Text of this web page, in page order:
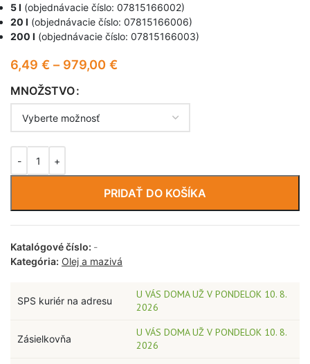
5 l (objednávacie číslo: 07815166002)
20 l (objednávacie číslo: 07815166006)
200 l (objednávacie číslo: 07815166003)
6,49 € – 979,00 €
MNOŽSTVO
PRIDAŤ DO KOŠÍKA
Katalógové číslo: -
Kategória: Olej a mazivá
SPS kuriér na adresu
U VÁS DOMA UŽ V PONDELOK 10. 8.
2026
Zásielkovňa
U VÁS DOMA UŽ V PONDELOK 10. 8.
2026